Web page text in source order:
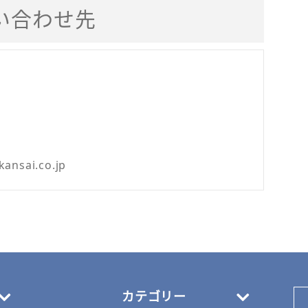
合わせ先
カテゴリー